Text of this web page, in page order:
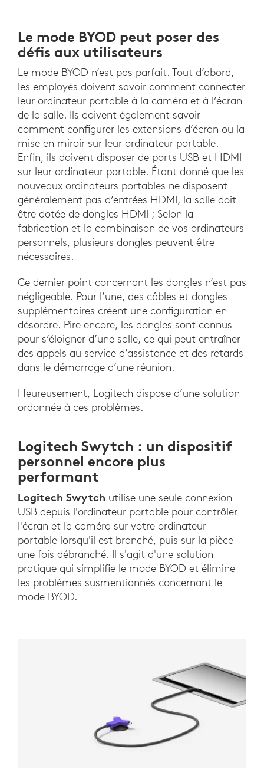
Le mode BYOD peut poser des
défis aux utilisateurs
Le mode BYOD n’est pas parfait. Tout d’abord,
les employés doivent savoir comment connecter
leur ordinateur portable à la caméra et à l’écran
de la salle. Ils doivent également savoir
comment configurer les extensions d’écran ou la
mise en miroir sur leur ordinateur portable.
Enfin, ils doivent disposer de ports USB et HDMI
sur leur ordinateur portable. Étant donné que les
nouveaux ordinateurs portables ne disposent
généralement pas d’entrées HDMI, la salle doit
être dotée de dongles HDMI ; Selon la
fabrication et la combinaison de vos ordinateurs
personnels, plusieurs dongles peuvent être
nécessaires.
Ce dernier point concernant les dongles n’est pas
négligeable. Pour l’une, des câbles et dongles
supplémentaires créent une configuration en
désordre. Pire encore, les dongles sont connus
pour s’éloigner d’une salle, ce qui peut entraîner
des appels au service d’assistance et des retards
dans le démarrage d’une réunion.
Heureusement, Logitech dispose d’une solution
ordonnée à ces problèmes.
Logitech Swytch : un dispositif
personnel encore plus
performant
Logitech Swytch utilise une seule connexion
USB depuis l'ordinateur portable pour contrôler
l'écran et la caméra sur votre ordinateur
portable lorsqu'il est branché, puis sur la pièce
une fois débranché. Il s'agit d'une solution
pratique qui simplifie le mode BYOD et élimine
les problèmes susmentionnés concernant le
mode BYOD.